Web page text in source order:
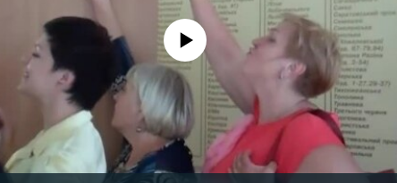
No media source currently available